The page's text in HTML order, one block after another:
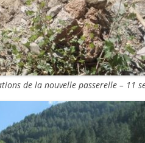
de la nouvelle passerelle – 11